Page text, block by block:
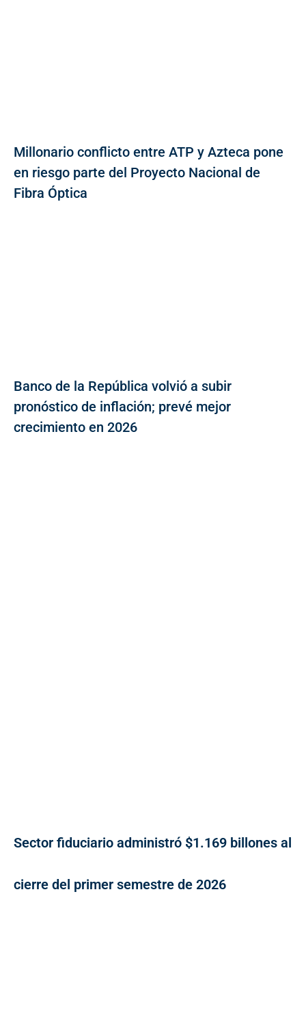
Millonario conflicto entre ATP y Azteca pone
en riesgo parte del Proyecto Nacional de
Fibra Óptica
Banco de la República volvió a subir
pronóstico de inflación; prevé mejor
crecimiento en 2026
Sector fiduciario administró $1.169 billones al
cierre del primer semestre de 2026